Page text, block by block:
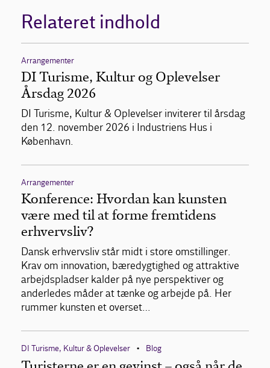
Relateret indhold
Arrangementer
DI Turisme, Kultur og Oplevelser
Årsdag 2026
DI Turisme, Kultur & Oplevelser inviterer til årsdag
den 12. november 2026 i Industriens Hus i
København.
Arrangementer
Konference: Hvordan kan kunsten
være med til at forme fremtidens
erhvervsliv?
Dansk erhvervsliv står midt i store omstillinger.
Krav om innovation, bæredygtighed og attraktive
arbejdspladser kalder på nye perspektiver og
anderledes måder at tænke og arbejde på. Her
rummer kunsten et overset…
DI Turisme, Kultur & Oplevelser • Blog